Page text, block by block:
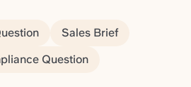
Sales Brief
Question